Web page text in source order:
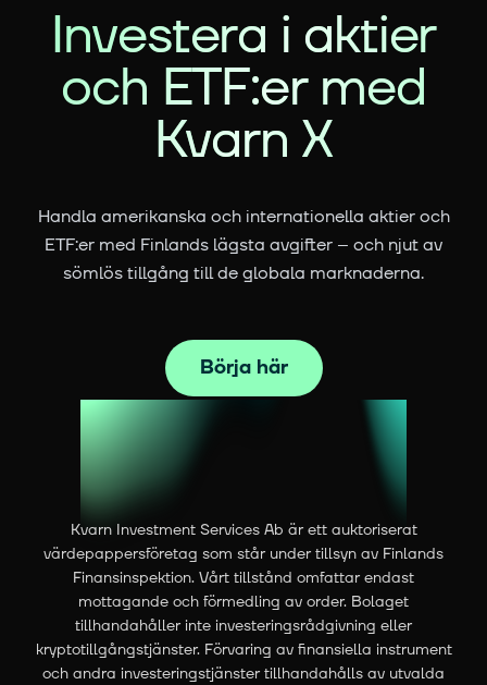
Investera i aktier
och ETF:er med
Kvarn X
Handla amerikanska och internationella aktier och
ETF:er med Finlands lägsta avgifter – och njut av
sömlös tillgång till de globala marknaderna.
Börja här
Kvarn Investment Services Ab är ett auktoriserat
värdepappersföretag som står under tillsyn av Finlands
Finansinspektion. Vårt tillstånd omfattar endast
mottagande och förmedling av order. Bolaget
tillhandahåller inte investeringsrådgivning eller
kryptotillgångstjänster. Förvaring av finansiella instrument
och andra investeringstjänster tillhandahålls av utvalda